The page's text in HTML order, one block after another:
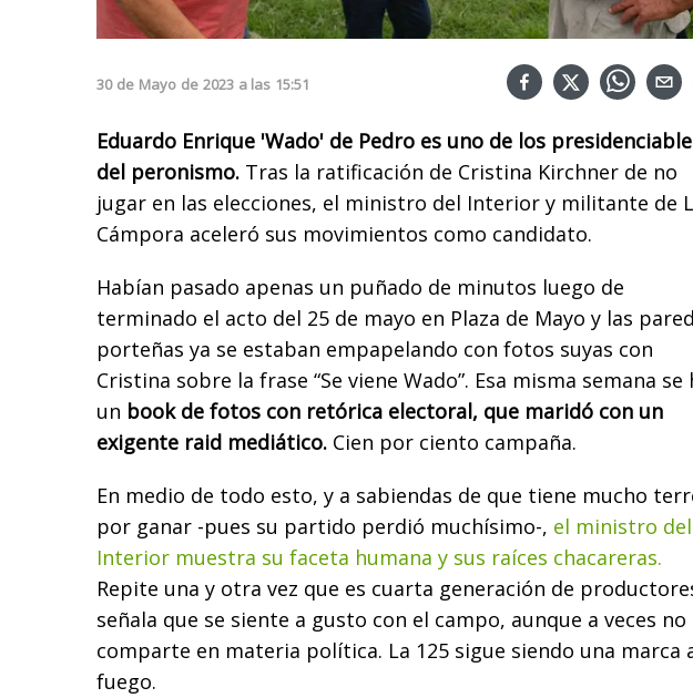
30 de Mayo de 2023 a las 15:51
Eduardo Enrique 'Wado' de Pedro es uno de los
del peronismo. Tras la ratificación de Cristina Kirchner de no
jugar en las elecciones, el ministro del Interior y militante de
Cámpora aceleró sus movimientos como candidato.
Habían pasado apenas un puñado de minutos luego de
terminado el acto del 25 de mayo en Plaza de Mayo y las
porteñas ya se estaban empapelando con fotos suyas con
Cristina sobre la frase “Se viene Wado”. Esa misma semana se
un book de fotos con retórica electoral, que maridó con un
exigente raid mediático. Cien por ciento campaña.
En medio de todo esto, y a sabiendas de que tiene mucho
por ganar -pues su partido perdió muchísimo-, el ministro del
Interior muestra su faceta humana y sus raíces chacareras.
Repite una y otra vez que es cuarta generación de
señala que se siente a gusto con el campo, aunque a veces no
comparte en materia política. La 125 sigue siendo una marca
fuego.